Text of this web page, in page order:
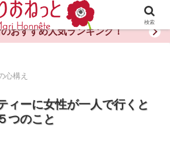
験談・評判・秘訣がわかる情報サイト
おすすめ人気ランキング！
心構え
ィーに女性が一人で行くと
つのこと
検索